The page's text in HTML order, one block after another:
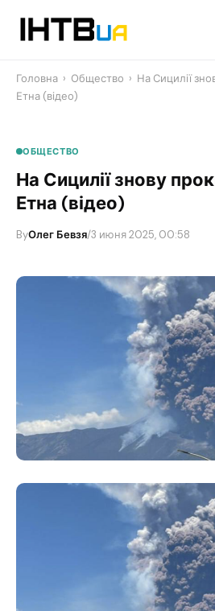
Головна › Общество › На Сицилії
Етна (відео)
ОБЩЕСТВО
На Сицилії знову
Етна (відео)
ByОлег Бевзя/3 июня 2025, 00:58